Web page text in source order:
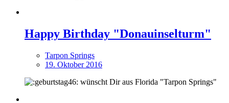
Happy Birthday "Donauinselturm"
Tarpon Springs
19. Oktober 2016
wünscht Dir aus Florida "Tarpon Springs"